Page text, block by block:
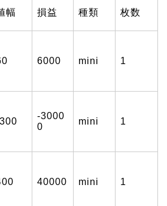
幅 損益 種類 枚数
6000 mini 1
-3000
0
mini 1
40000 mini 1